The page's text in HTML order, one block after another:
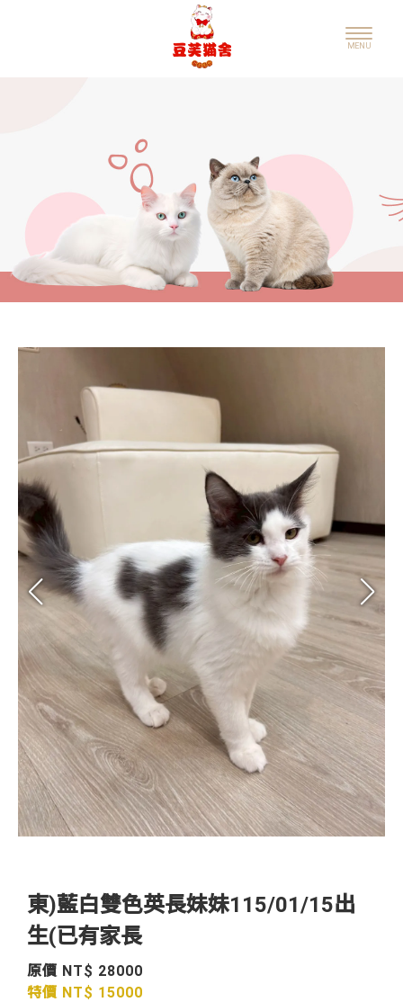
東)藍白雙色英長妹妹115/01/15出
生(已有家長
原價 NT$ 28000
特價 NT$ 15000